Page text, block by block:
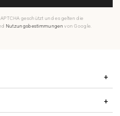
geschützt und es gelten die
Nutzungsbestimmungen von Google.